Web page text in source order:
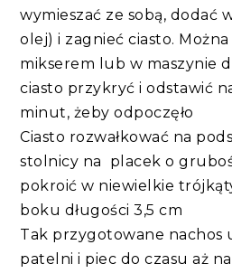
wymieszać ze sobą, dodać
olej) i zagnieć ciasto.
mikserem lub w maszynie
ciasto przykryć i odstawić
minut, żeby odpoczęło
Ciasto rozwałkować na
stolnicy na placek o
pokroić w niewielkie
boku długości 3,5 cm
Tak przygotowane nachos
patelni i piec do czasu aż